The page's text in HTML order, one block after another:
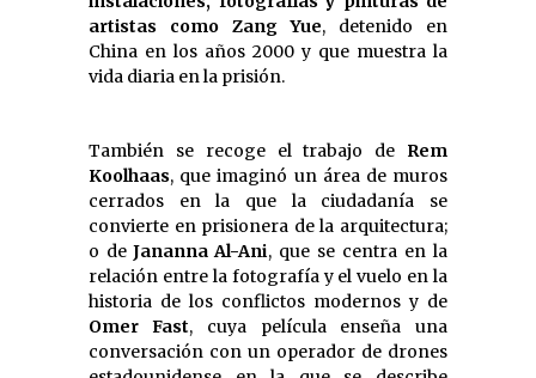
artistas como Zang Yue, detenido en
China en los años 2000 y que muestra la
vida diaria en la prisión.
También se recoge el trabajo de Rem
Koolhaas, que imaginó un área de muros
cerrados en la que la ciudadanía se
convierte en prisionera de la arquitectura;
o de Jananna Al-Ani, que se centra en la
relación entre la fotografía y el vuelo en la
historia de los conflictos modernos y de
Omer Fast, cuya película enseña una
conversación con un operador de drones